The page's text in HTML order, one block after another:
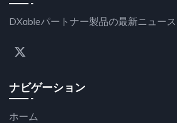
DXableパートナー製品の最新ニュー
ナビゲーション
ホーム